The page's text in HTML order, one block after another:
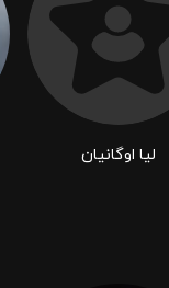
لیا اوگانیان